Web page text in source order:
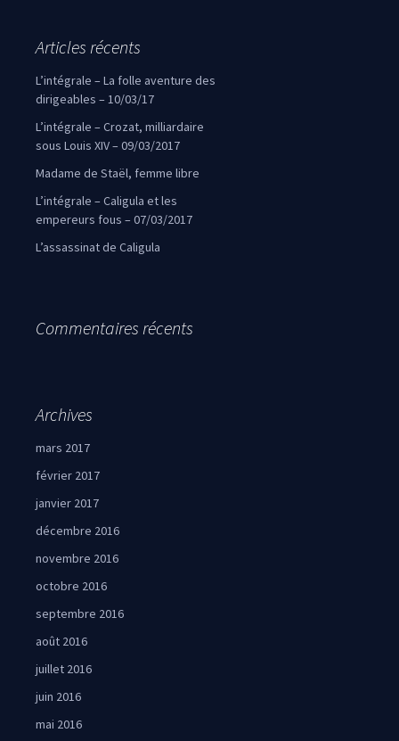
Articles récents
L’intégrale – La folle aventure des
dirigeables – 10/03/17
L’intégrale – Crozat, milliardaire
sous Louis XIV – 09/03/2017
Madame de Staël, femme libre
L’intégrale – Caligula et les
empereurs fous – 07/03/2017
L’assassinat de Caligula
Commentaires récents
Archives
mars 2017
février 2017
janvier 2017
décembre 2016
novembre 2016
octobre 2016
septembre 2016
août 2016
juillet 2016
juin 2016
mai 2016